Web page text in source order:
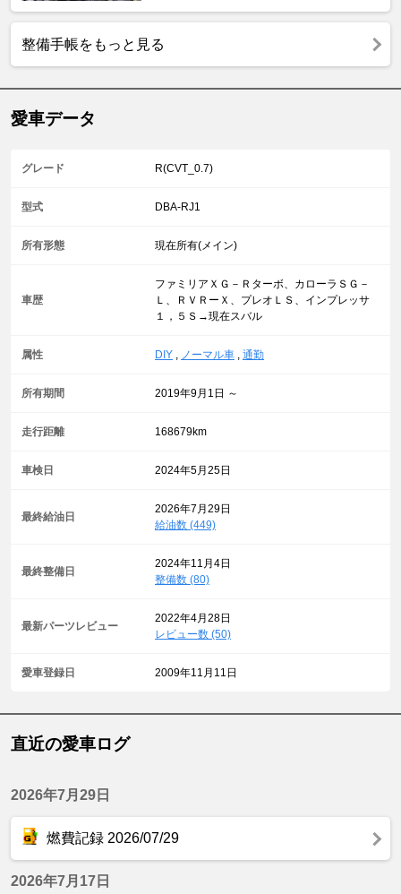
整備手帳をもっと見る
愛車データ
グレード R(CVT_0.7)
型式 DBA-RJ1
所有形態 現在所有(メイン)
車歴
ファミリアＸＧ－Ｒターボ、カローラＳＧ－
Ｌ、ＲＶＲーＸ、プレオＬＳ、インプレッサ
１，５Ｓ→現在スバル
属性 DIY , ノーマル車 , 通勤
所有期間 2019年9月1日 ～
走行距離 168679km
車検日 2024年5月25日
最終給油日
2026年7月29日
給油数 (449)
最終整備日
2024年11月4日
整備数 (80)
最新パーツレビュー
2022年4月28日
レビュー数 (50)
愛車登録日 2009年11月11日
直近の愛車ログ
2026年7月29日
燃費記録 2026/07/29
2026年7月17日